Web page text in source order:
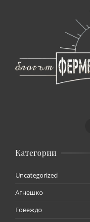
Категории
Uncategorized
Агнешко
Говеждо